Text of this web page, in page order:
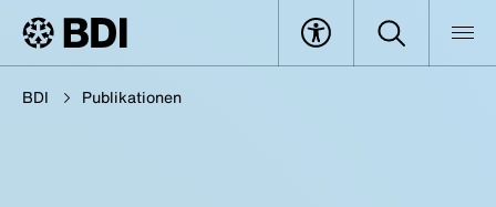
BDI Publikationen